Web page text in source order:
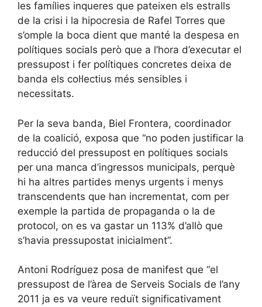
les famílies inqueres que pateixen els estralls
de la crisi i la hipocresia de Rafel Torres que
s’omple la boca dient que manté la despesa en
polítiques socials però que a l’hora d’executar el
pressupost i fer polítiques concretes deixa de
banda els col·lectius més sensibles i
necessitats.
Per la seva banda, Biel Frontera, coordinador
de la coalició, exposa que “no poden justificar la
reducció del pressupost en polítiques socials
per una manca d’ingressos municipals, perquè
hi ha altres partides menys urgents i menys
transcendents que han incrementat, com per
exemple la partida de propaganda o la de
protocol, on es va gastar un 113% d’allò que
s’havia pressupostat inicialment”.
Antoni Rodríguez posa de manifest que “el
pressupost de l’àrea de Serveis Socials de l’any
2011 ja es va veure reduït significativament